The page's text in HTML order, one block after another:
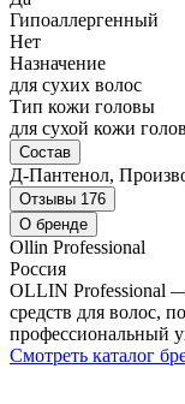
Гипоаллергенный
Нет
Назначение
для сухих волос
Тип кожи головы
для сухой кожи
Состав
Д-Пантенол,
Отзывы 176
О бренде
Ollin Professional
Россия
OLLIN Professional
средств для волос,
профессиональный
Смотреть каталог